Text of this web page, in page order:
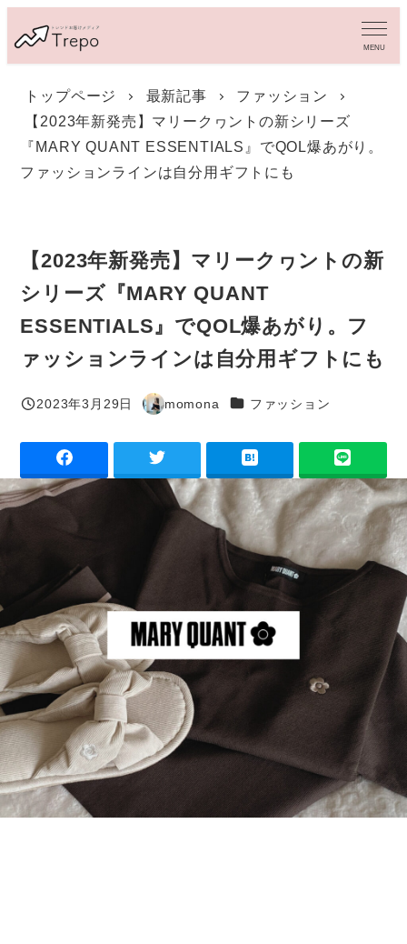
イ
MENU
トップページ 最新記事
ファッション
【2023年新発売】マリークヮントの新シリーズ
『MARY QUANT ESSENTIALS』でQOL爆あがり。
ファッションラインは自分用ギフトにも
【2023年新発売】マリークヮントの新
シリーズ『MARY QUANT
ESSENTIALS』でQOL爆あがり。フ
ァッションラインは自分用ギフトにも
投稿日
2023年3月29日
著
momona カテゴリー
ファッション